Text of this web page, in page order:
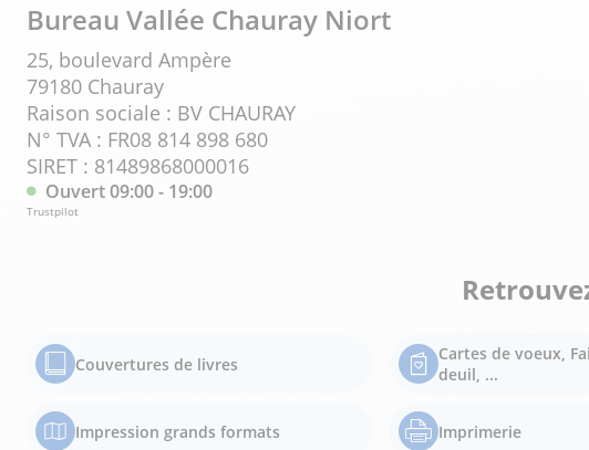
Bureau Vallée Chauray Niort
25, boulevard Ampère
79180 Chauray
Raison sociale : BV CHAURAY
N° TVA : FR08 814 898 680
SIRET : 81489868000016
Ouvert 09:00 - 19:00
Trustpilot
Couvertures de livres
Cartes de voeux,
deuil, ...
Impression grands formats Imprimerie